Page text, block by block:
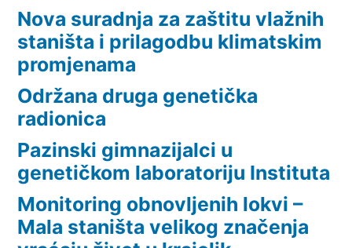
Nova suradnja za zaštitu vlažnih
staništa i prilagodbu klimatskim
promjenama
Održana druga genetička
radionica
Pazinski gimnazijalci u
genetičkom laboratoriju Instituta
Monitoring obnovljenih lokvi –
Mala staništa velikog značenja